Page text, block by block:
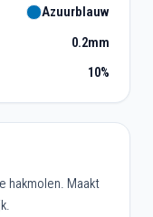
Azuurblauw
0.2mm
10%
hakmolen. Maakt